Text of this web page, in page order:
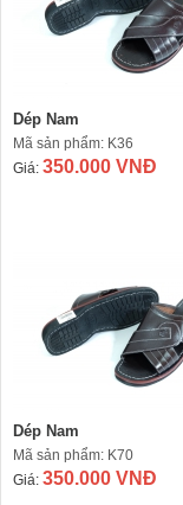
Dép Nam
Mã sản phẩm: K36
Giá: 350.000 VNĐ
Dép Nam
Mã sản phẩm: K70
Giá: 350.000 VNĐ